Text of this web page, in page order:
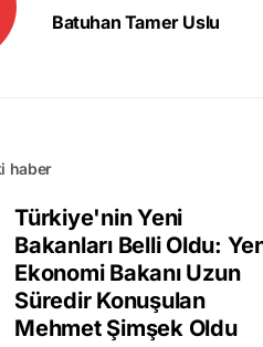
Batuhan Tamer Uslu
haber
Türkiye'nin Yeni
Bakanları Belli Oldu:
Ekonomi Bakanı Uzun
Süredir Konuşulan
Mehmet Şimşek Oldu